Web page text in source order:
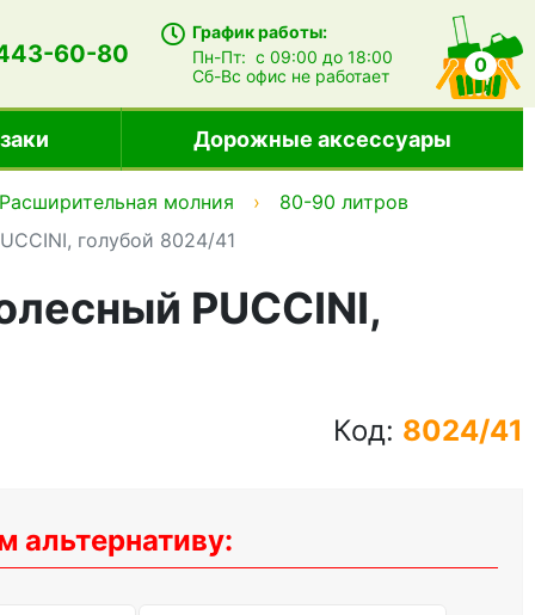
60-80
График работы:
Пн-Пт:с 09:00 до 18:00
Сб-Всофис не работает 0
Дорожные аксессуары
Расширительная молния
80-90 литров
голубой 8024/41
PUCCINI,
Код: 8024/41
альтернативу: